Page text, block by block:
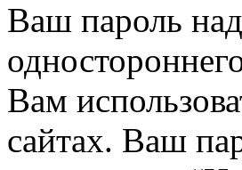
Ваш пароль
Вам
сайтах. Ваш